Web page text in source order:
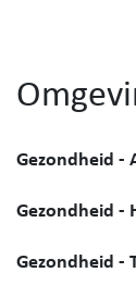
Gezondheid -
Gezondheid -
Gezondheid -